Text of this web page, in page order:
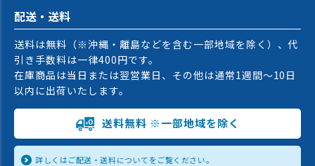
配送・送料
送料は無料（※沖縄・離島などを含む一部地域を除く）、代
引き手数料は一律400円です。
在庫商品は当日または翌営業日、その他は通常1週間〜10日
以内に出荷いたします。
送料無料 ※一部地域を除く
詳しくはご配送・送料についてをご覧ください。